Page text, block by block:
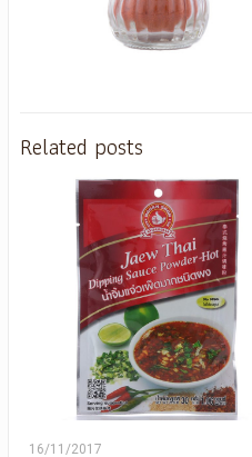
Related posts
16/11/2017